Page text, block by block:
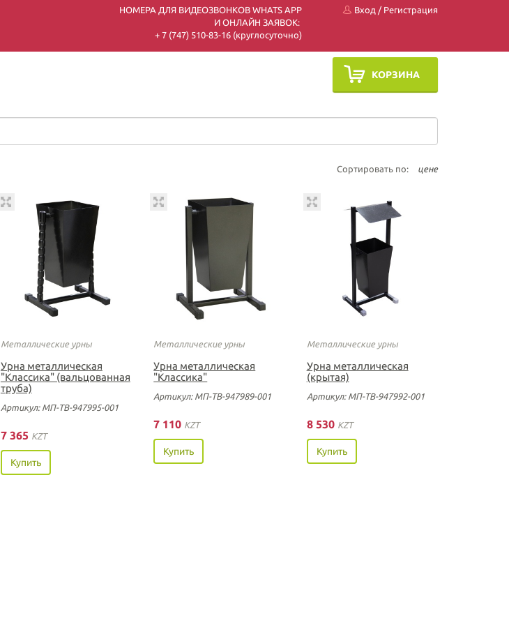
НОМЕРА ДЛЯ ВИДЕОЗВОНКОВ WHATS APP
И ОНЛАЙН ЗАЯВОК:
+ 7 (747) 510-83-16 (круглосуточно)
Вход / Регистрация
КОРЗИНА
Сортировать по: цене
Металлические урны
Урна металлическая
"Классика" (вальцованная
труба)
Артикул: МП-ТВ-947995-001
7 365 KZT
Купить
Металлические урны
Урна металлическая
"Классика"
Артикул: МП-ТВ-947989-001
7 110 KZT
Купить
Металлические урны
Урна металлическая
(крытая)
Артикул: МП-ТВ-947992-001
8 530 KZT
Купить